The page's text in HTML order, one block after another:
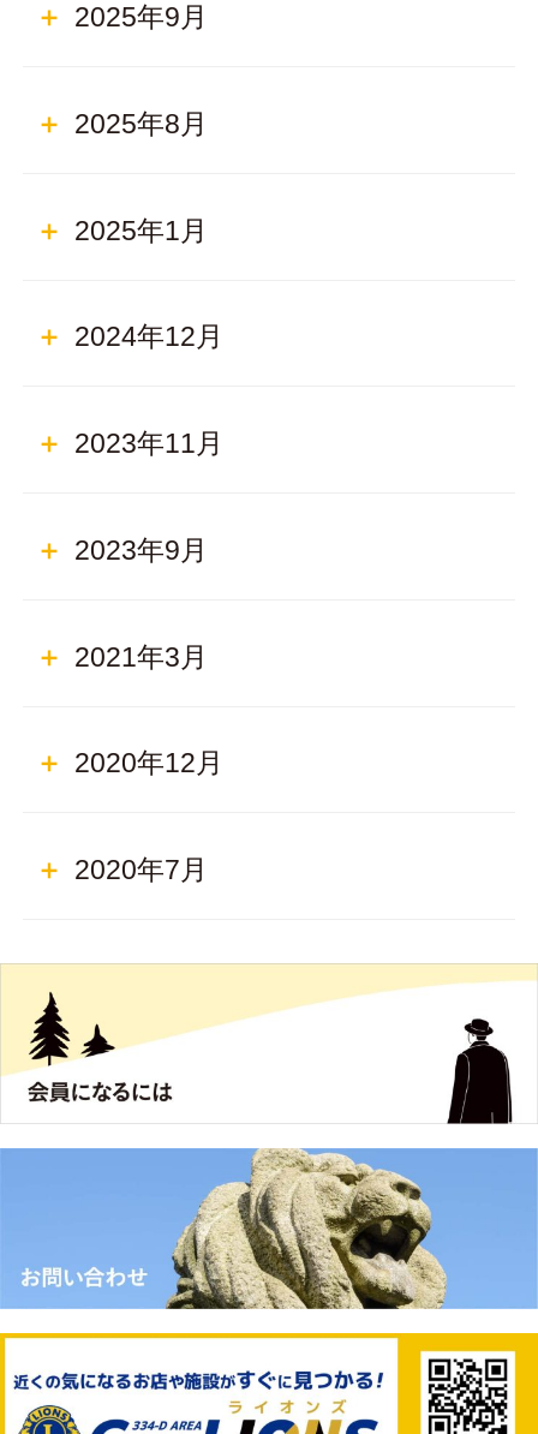
2025年9月
2025年8月
2025年1月
2024年12月
2023年11月
2023年9月
2021年3月
2020年12月
2020年7月